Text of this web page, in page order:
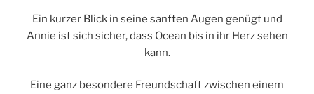
Ein kurzer Blick in seine sanften Augen genügt und
Annie ist sich sicher, dass Ocean bis in ihr Herz sehen
kann.
Eine ganz besondere Freundschaft zwischen einem